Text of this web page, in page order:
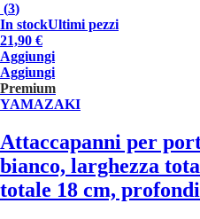
(3)
In stockUltimi pezzi
21,90 €
Aggiungi
Aggiungi
Premium
YAMAZAKI
Attaccapanni per
bianco, larghezza
totale 18 cm,